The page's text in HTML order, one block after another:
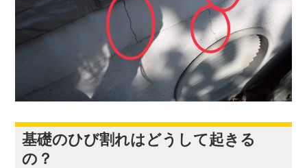
基礎のひび割れはどうして起きる
の？